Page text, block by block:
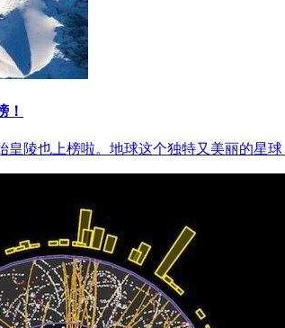
！
皇陵也上榜啦。地球这个独特又美丽的星